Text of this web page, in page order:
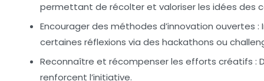
permettant de récolter et valoriser les idées des
Encourager des méthodes d’innovation ouvertes :
certaines réflexions via des hackathons ou
Reconnaître et récompenser les efforts créatifs :
renforcent l’initiative.